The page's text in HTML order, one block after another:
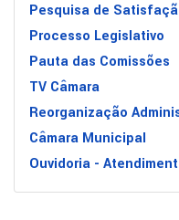
Pesquisa de
Processo Legislativo
Pauta das Comissões
TV Câmara
Reorganização
Câmara Municipal
Ouvidoria -